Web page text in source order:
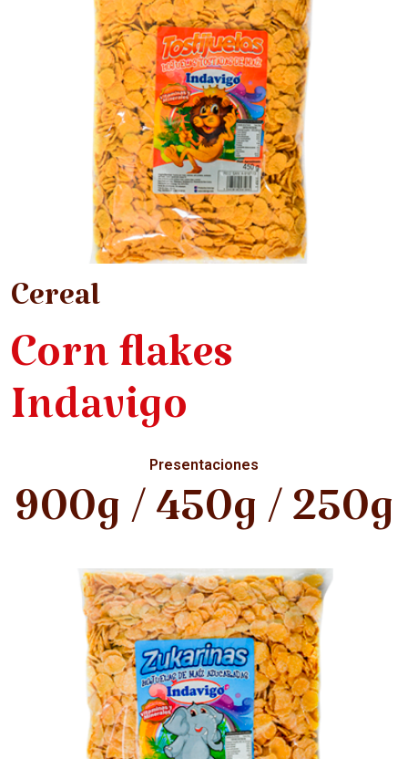
Cereal
Corn flakes
Indavigo
Presentaciones
900g / 450g / 250g